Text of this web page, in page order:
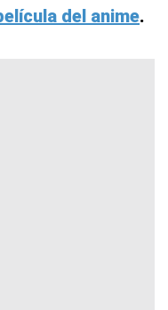
del anime.